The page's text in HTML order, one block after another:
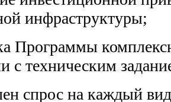
инфраструктуры;
Программы
с техническим
спрос на каждый